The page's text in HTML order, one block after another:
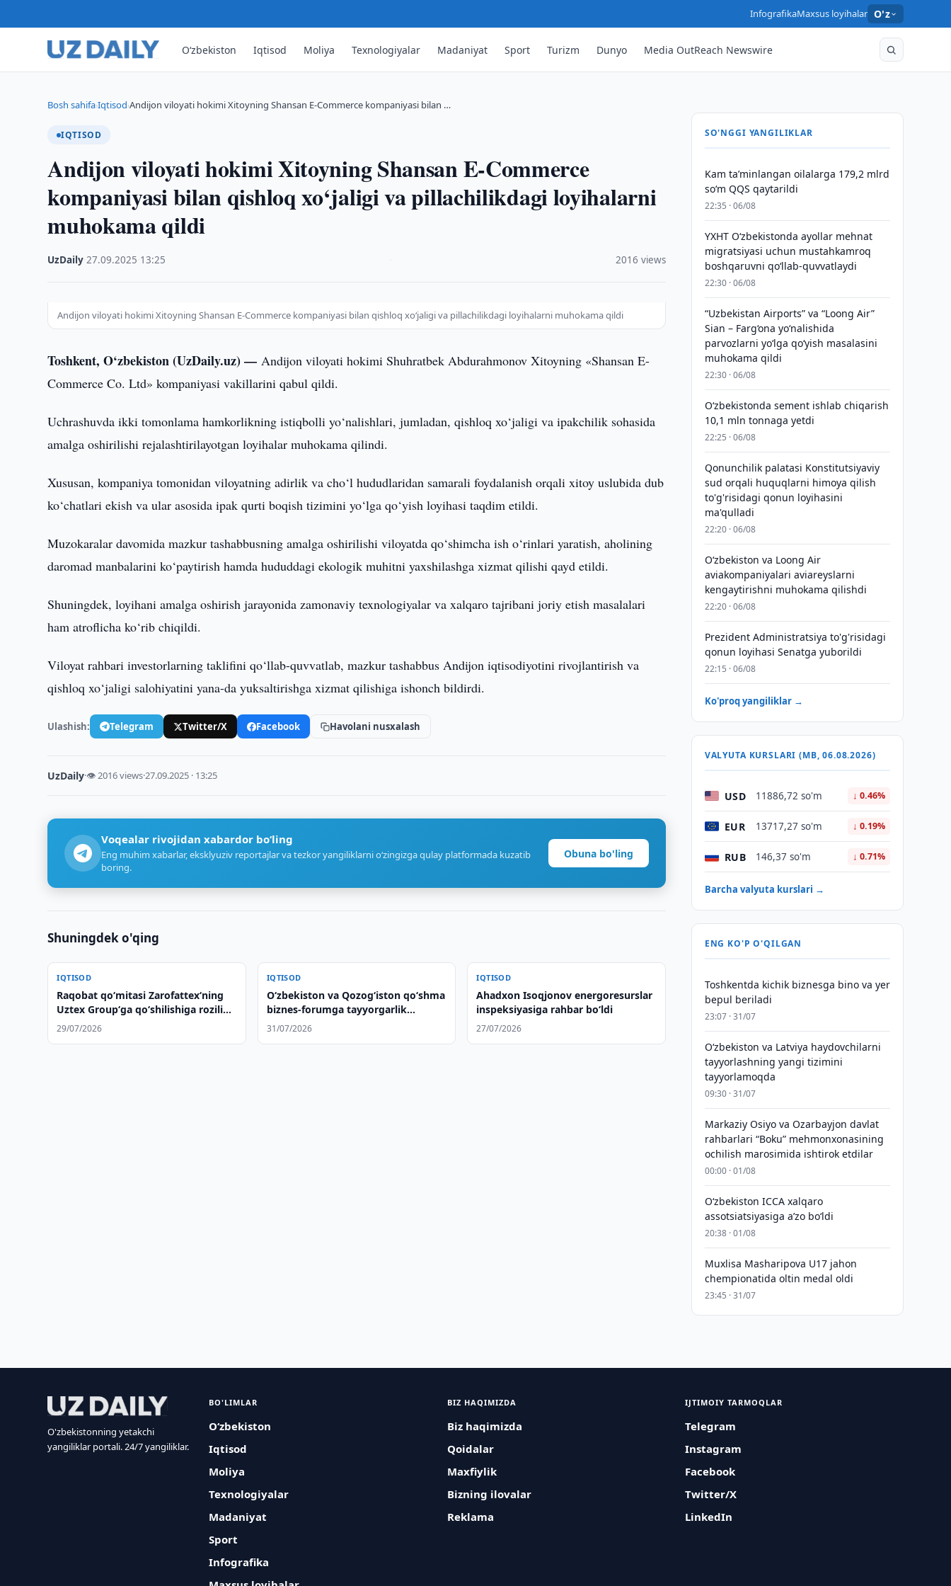
InfografikaMaxsus loyihalar O'z
O‘zbekiston Iqtisod Moliya Texnologiyalar Madaniyat Sport Turizm Dunyo Media OutReach Newswire
Bosh sahifa›Iqtisod›Andijon viloyati hokimi Xitoyning Shansan E-Commerce kompaniyasi bilan …
IQTISOD
Andijon viloyati hokimi Xitoyning Shansan E-Commerce
kompaniyasi bilan qishloq xo‘jaligi va pillachilikdagi loyihalarni
muhokama qildi
UzDaily ·27.09.2025 13:25 2016 views
Andijon viloyati hokimi Xitoyning Shansan E-Commerce kompaniyasi bilan qishloq xo‘jaligi va pillachilikdagi loyihalarni muhokama qildi
Toshkent, O‘zbekiston (UzDaily.uz) —Andijon viloyati hokimi Shuhratbek Abdurahmonov Xitoyning «Shansan E-
Commerce Co. Ltd» kompaniyasi vakillarini qabul qildi.
Uchrashuvda ikki tomonlama hamkorlikning istiqbolli yo‘nalishlari, jumladan, qishloq xo‘jaligi va ipakchilik sohasida
amalga oshirilishi rejalashtirilayotgan loyihalar muhokama qilindi.
Xususan, kompaniya tomonidan viloyatning adirlik va cho‘l hududlaridan samarali foydalanish orqali xitoy uslubida dub
ko‘chatlari ekish va ular asosida ipak qurti boqish tizimini yo‘lga qo‘yish loyihasi taqdim etildi.
Muzokaralar davomida mazkur tashabbusning amalga oshirilishi viloyatda qo‘shimcha ish o‘rinlari yaratish, aholining
daromad manbalarini ko‘paytirish hamda hududdagi ekologik muhitni yaxshilashga xizmat qilishi qayd etildi.
Shuningdek, loyihani amalga oshirish jarayonida zamonaviy texnologiyalar va xalqaro tajribani joriy etish masalalari
ham atroflicha ko‘rib chiqildi.
Viloyat rahbari investorlarning taklifini qo‘llab-quvvatlab, mazkur tashabbus Andijon iqtisodiyotini rivojlantirish va
qishloq xo‘jaligi salohiyatini yana-da yuksaltirishga xizmat qilishiga ishonch bildirdi.
Ulashish: Telegram Twitter/X Facebook Havolani nusxalash
UzDaily·👁 2016 views·27.09.2025 · 13:25
Voqealar rivojidan xabardor bo‘ling
Eng muhim xabarlar, eksklyuziv reportajlar va tezkor yangiliklarni o‘zingizga qulay platformada kuzatib
boring.
Obuna bo'ling
Shuningdek o'qing
IQTISOD
Raqobat qo‘mitasi Zarofattex‘ning
Uztex Group‘ga qo‘shilishiga rozilik
berdi
29/07/2026
IQTISOD
O‘zbekiston va Qozog‘iston qo‘shma
biznes-forumga tayyorgarlik
ko‘rmoqda
31/07/2026
IQTISOD
Ahadxon Isoqjonov energoresurslar
inspeksiyasiga rahbar bo‘ldi
27/07/2026
SO'NGGI YANGILIKLAR
Kam taʼminlangan oilalarga 179,2 mlrd
so‘m QQS qaytarildi
22:35 · 06/08
YXHT O‘zbekistonda ayollar mehnat
migratsiyasi uchun mustahkamroq
boshqaruvni qo‘llab-quvvatlaydi
22:30 · 06/08
“Uzbekistan Airports” va “Loong Air”
Sian – Farg‘ona yo‘nalishida
parvozlarni yo‘lga qo‘yish masalasini
muhokama qildi
22:30 · 06/08
O‘zbekistonda sement ishlab chiqarish
10,1 mln tonnaga yetdi
22:25 · 06/08
Qonunchilik palatasi Konstitutsiyaviy
sud orqali huquqlarni himoya qilish
to'g'risidagi qonun loyihasini
ma'qulladi
22:20 · 06/08
Oʻzbekiston va Loong Air
aviakompaniyalari aviareyslarni
kengaytirishni muhokama qilishdi
22:20 · 06/08
Prezident Administratsiya to'g'risidagi
qonun loyihasi Senatga yuborildi
22:15 · 06/08
Ko'proq yangiliklar →
VALYUTA KURSLARI (MB, 06.08.2026)
USD 11886,72 so'm ↓ 0.46%
EUR 13717,27 so'm ↓ 0.19%
RUB 146,37 so'm ↓ 0.71%
Barcha valyuta kurslari →
ENG KO'P O'QILGAN
Toshkentda kichik biznesga bino va yer
bepul beriladi
23:07 · 31/07
Oʻzbekiston va Latviya haydovchilarni
tayyorlashning yangi tizimini
tayyorlamoqda
09:30 · 31/07
Markaziy Osiyo va Ozarbayjon davlat
rahbarlari “Boku” mehmonxonasining
ochilish marosimida ishtirok etdilar
00:00 · 01/08
O‘zbekiston ICCA xalqaro
assotsiatsiyasiga aʼzo bo‘ldi
20:38 · 01/08
Muxlisa Masharipova U17 jahon
chempionatida oltin medal oldi
23:45 · 31/07
O'zbekistonning yetakchi
yangiliklar portali. 24/7 yangiliklar.
BO'LIMLAR
O‘zbekiston
Iqtisod
Moliya
Texnologiyalar
Madaniyat
Sport
Infografika
BIZ HAQIMIZDA
Biz haqimizda
Qoidalar
Maxfiylik
Bizning ilovalar
Reklama
IJTIMOIY TARMOQLAR
Telegram
Instagram
Facebook
Twitter/X
LinkedIn